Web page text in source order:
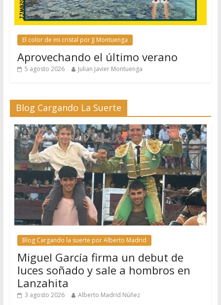
El color de mi cristal por JJ Montuenga
Aprovechando el último verano
5 agosto 2026 Julian Javier Montuenga
Blog Cargando La Suerte
Blog Cargando la suerte por Alberto Madrid
Miguel García firma un debut de
luces soñado y sale a hombros en
Lanzahita
3 agosto 2026 Alberto Madrid Núñez